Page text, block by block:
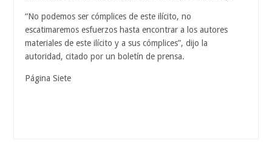
“No podemos ser cómplices de este ilícito, no
escatimaremos esfuerzos hasta encontrar a los autores
materiales de este ilícito y a sus cómplices”, dijo la
autoridad, citado por un boletín de prensa.
Página Siete